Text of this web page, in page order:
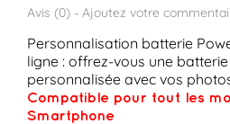
Avis (0) - Ajoutez votre
Personnalisation batterie
ligne : offrez-vous une
personnalisée avec vos
Compatible pour tout les
Smartphone